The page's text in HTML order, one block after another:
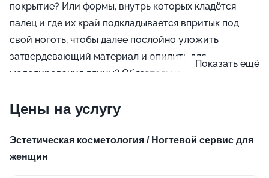
покрытие? Или формы, внутрь которых кладётся
палец и где их край подкладывается впритык под
свой ноготь, чтобы далее послойно уложить
затвердевающий материал и опилить для
моделирования длины? Обязательно сообщите
вам удобнее: гель или акрил.
Показать ещё
Цены на услугу
Эстетическая косметология / Ногтевой сервис для
женщин